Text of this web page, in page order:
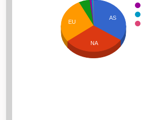
AS
EU
NA